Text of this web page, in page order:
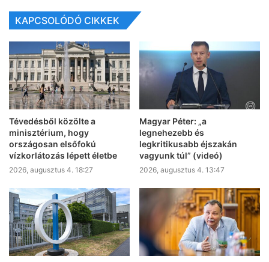
KAPCSOLÓDÓ CIKKEK
Tévedésből közölte a
minisztérium, hogy
országosan elsőfokú
vízkorlátozás lépett életbe
2026, augusztus 4. 18:27
Magyar Péter: „a
legnehezebb és
legkritikusabb éjszakán
vagyunk túl” (videó)
2026, augusztus 4. 13:47